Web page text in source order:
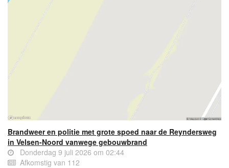
Brandweer en politie met grote spoed naar de Reyndersweg
in Velsen-Noord vanwege gebouwbrand
Donderdag 9 juli 2026 om 02:44
Afkomstig van 112